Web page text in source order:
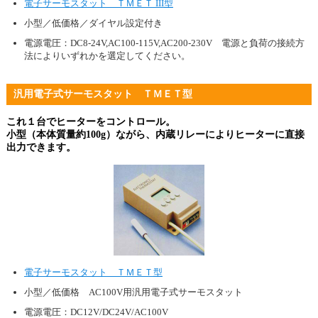
電子サーモスタット ＴＭＥＴ III型
小型／低価格／ダイヤル設定付き
電源電圧：DC8-24V,AC100-115V,AC200-230V 電源と負荷の接続方
法によりいずれかを選定してください。
汎用電子式サーモスタット ＴＭＥＴ型
これ１台でヒーターをコントロール。
小型（本体質量約100g）ながら、内蔵リレーによりヒーターに直接
出力できます。
電子サーモスタット ＴＭＥＴ型
小型／低価格 AC100V用汎用電子式サーモスタット
電源電圧：DC12V/DC24V/AC100V